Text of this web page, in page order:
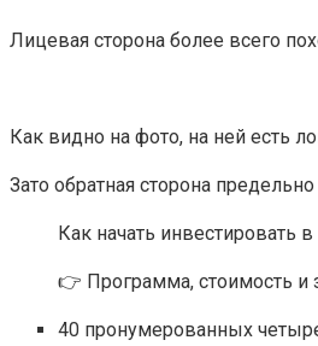
Лицевая сторона более всего
Как видно на фото, на ней есть
Зато обратная сторона
Как начать инвестировать
👉 Программа, стоимость и
40 пронумерованных